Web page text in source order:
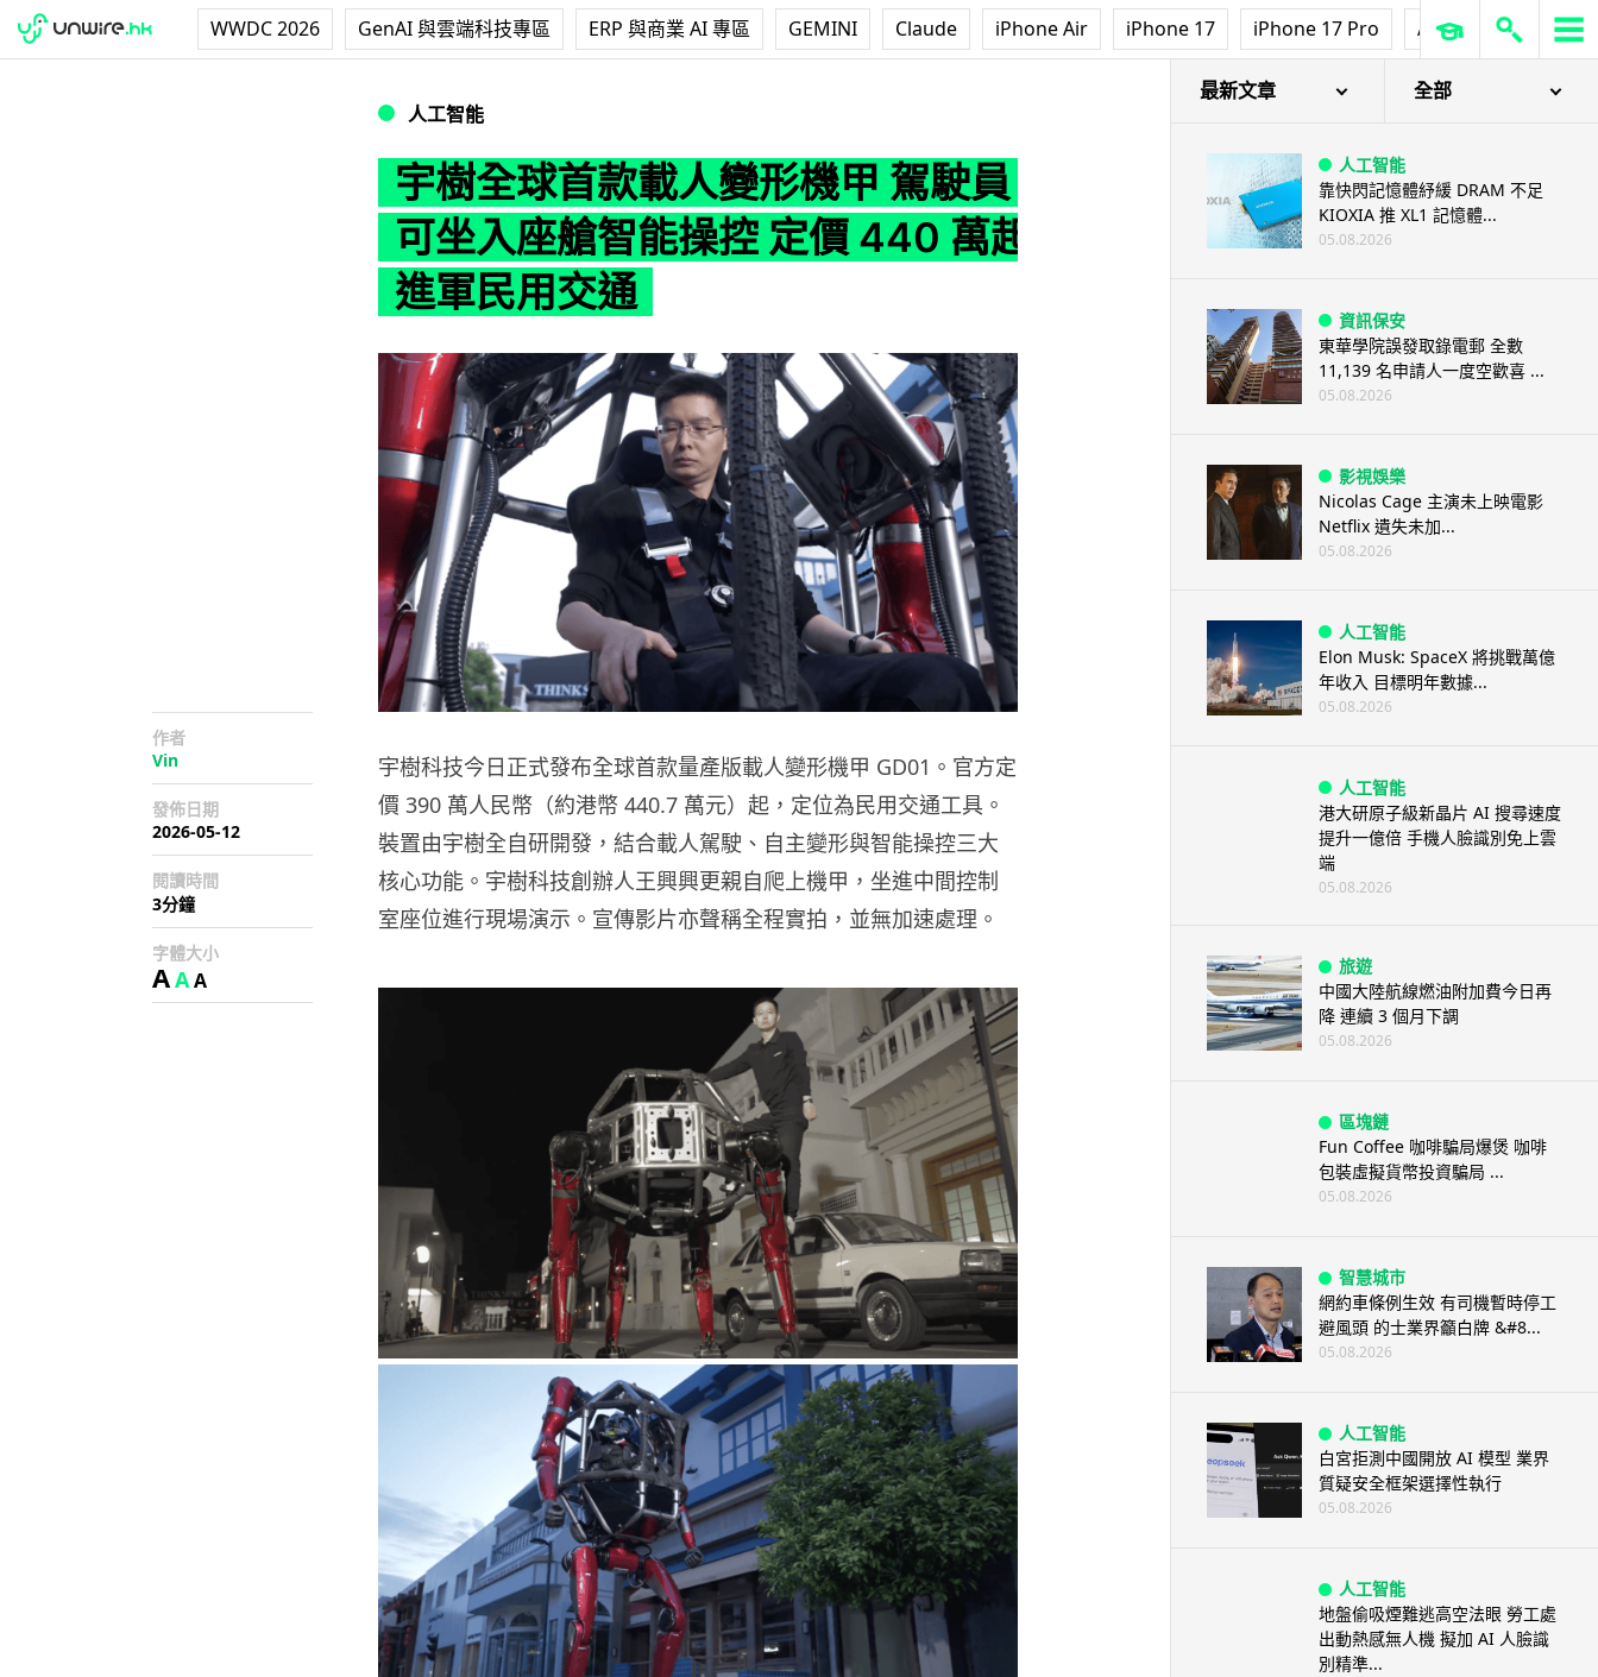
WWDC 2026 GenAI 與雲端科技專區 ERP 與商業 AI 專區 GEMINI Claude iPhone Air iPhone 17 iPhone 17 Pro AirPods Pro 3
人工智能
宇樹全球首款載人變形機甲 駕駛員
可坐入座艙智能操控 定價 440 萬起
進軍民用交通
作者
Vin
發佈日期
2026-05-12
閱讀時間
3分鐘
字體大小
AAA
宇樹科技今日正式發布全球首款量產版載人變形機甲 GD01。官方定
價 390 萬人民幣（約港幣 440.7 萬元）起，定位為民用交通工具。
裝置由宇樹全自研開發，結合載人駕駛、自主變形與智能操控三大
核心功能。宇樹科技創辦人王興興更親自爬上機甲，坐進中間控制
室座位進行現場演示。宣傳影片亦聲稱全程實拍，並無加速處理。
最新文章 全部
人工智能
靠快閃記憶體紓緩 DRAM 不足
KIOXIA 推 XL1 記憶體...
05.08.2026
資訊保安
東華學院誤發取錄電郵 全數
11,139 名申請人一度空歡喜 ...
05.08.2026
影視娛樂
Nicolas Cage 主演未上映電影
Netflix 遺失未加...
05.08.2026
人工智能
Elon Musk: SpaceX 將挑戰萬億
年收入 目標明年數據...
05.08.2026
人工智能
港大研原子級新晶片 AI 搜尋速度
提升一億倍 手機人臉識別免上雲
端
05.08.2026
旅遊
中國大陸航線燃油附加費今日再
降 連續 3 個月下調
05.08.2026
區塊鏈
Fun Coffee 咖啡騙局爆煲 咖啡
包裝虛擬貨幣投資騙局 ...
05.08.2026
智慧城市
網約車條例生效 有司機暫時停工
避風頭 的士業界籲白牌 &#8...
05.08.2026
人工智能
白宮拒測中國開放 AI 模型 業界
質疑安全框架選擇性執行
05.08.2026
人工智能
地盤偷吸煙難逃高空法眼 勞工處
出動熱感無人機 擬加 AI 人臉識
別精準...